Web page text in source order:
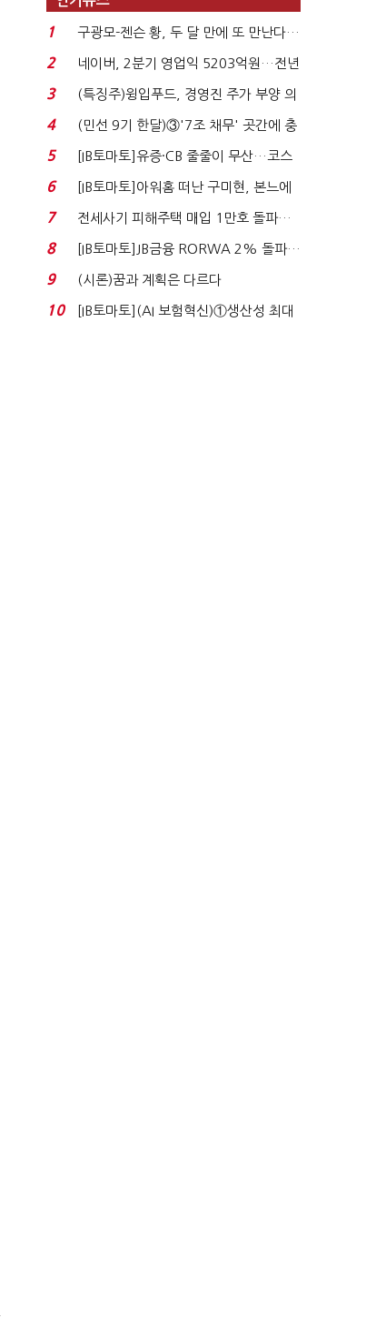
1
구광모-젠슨 황, 두 달 만에 또 만난다…
로봇·AI 등 논...
2
네이버, 2분기 영업익 5203억원…전년
비 0.2% 감소...
3
(특징주)윙입푸드, 경영진 주가 부양 의
지에 상한가...
4
(민선 9기 한달)③'7조 채무' 곳간에 충
격…추미애, 20년...
5
[IB토마토]유증·CB 줄줄이 무산…코스
닥 벌점 급증에 ...
6
[IB토마토]아워홈 떠난 구미현, 본느에
340억 베팅…가...
7
전세사기 피해주택 매입 1만호 돌파…
누적 피해자 4만2...
8
[IB토마토]JB금융 RORWA 2% 돌파…
실적 견인은 은행 ...
9 (시론)꿈과 계획은 다르다
10
[IB토마토](AI 보험혁신)①생산성 최대